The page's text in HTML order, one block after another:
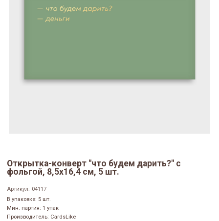
Открытка-конверт "что будем дарить?" с
фольгой, 8,5х16,4 см, 5 шт.
Артикул: 04117
В упаковке: 5 шт.
Мин. партия: 1 упак
Производитель: CardsLike